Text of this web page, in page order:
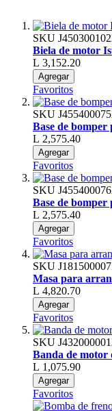
SKU
Biela de motor
L 3,152.20
Agregar
Favoritos
SKU
Base de
L 2,575.40
Agregar
Favoritos
SKU
Base de
L 2,575.40
Agregar
Favoritos
SKU
Masa para
L 4,820.70
Agregar
Favoritos
SKU
Banda de motor
L 1,075.90
Agregar
Favoritos